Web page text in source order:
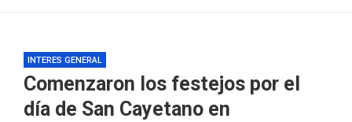
INTERES GENERAL
Comenzaron los festejos por el
día de San Cayetano en